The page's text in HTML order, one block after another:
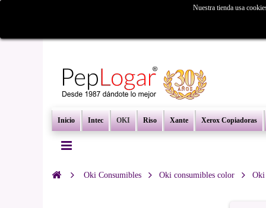
Inicio Intec OKI Riso Xante Xerox Copiadoras
Nuestra tienda usa
Oki Consumibles Oki consumibles color Oki